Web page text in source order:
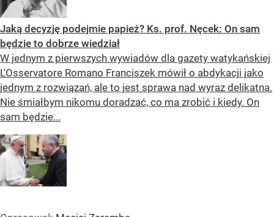
Jaką decyzję podejmie papież? Ks. prof. Nęcek: On sam
będzie to dobrze wiedział
W jednym z pierwszych wywiadów dla gazety watykańskiej
L'Osservatore Romano Franciszek mówił o abdykacji jako
jednym z rozwiązań, ale to jest sprawa nad wyraz delikatna.
Nie śmiałbym nikomu doradzać, co ma zrobić i kiedy. On
sam będzie...